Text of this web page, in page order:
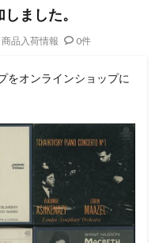
ました。
商品入荷情報 0件
をオンラインショップに